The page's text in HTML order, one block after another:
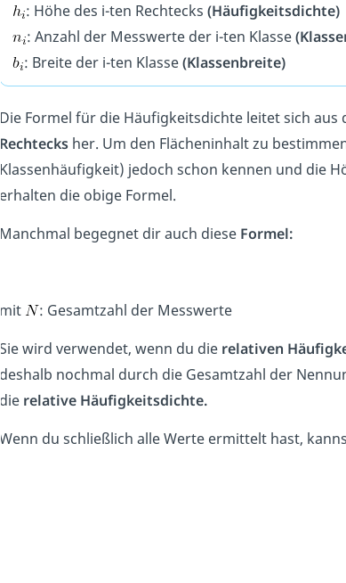
: Höhe des i-ten Rechtecks (Häufigkeitsdichte)
: Anzahl der Messwerte der i-ten Klasse
: Breite der i-ten Klasse(Klassenbreite)
Die Formel für die Häufigkeitsdichte leitet sich aus
Rechtecksher. Um den Flächeninhalt zu
Klassenhäufigkeit) jedoch schon kennen und die
erhalten die obige Formel.
Manchmal begegnet dir auch dieseFormel:
mit
: Gesamtzahl der Messwerte
Sie wird verwendet, wenn du die relativen
deshalb nochmal durch die Gesamtzahl der
die relative Häufigkeitsdichte.
Wenn du schließlich alle Werte ermittelt hast,